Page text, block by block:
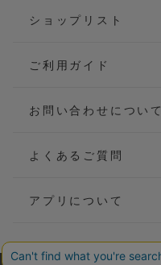
ショップリスト
ご利用ガイド
お問い合わせについて
よくあるご質問
アプリについて